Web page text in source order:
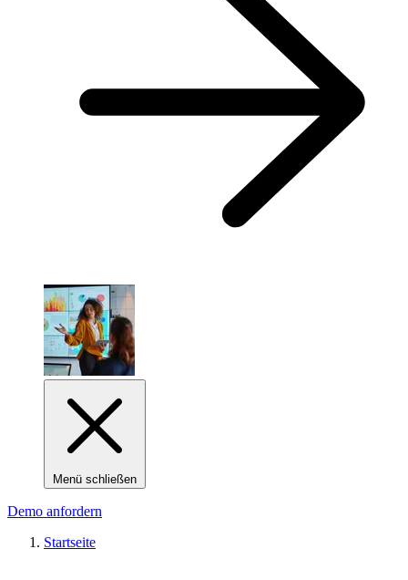
Menü schließen
Demo anfordern
Startseite